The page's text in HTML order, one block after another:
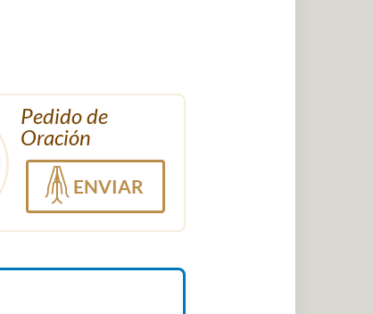
Pedido de
Oración
ENVIAR